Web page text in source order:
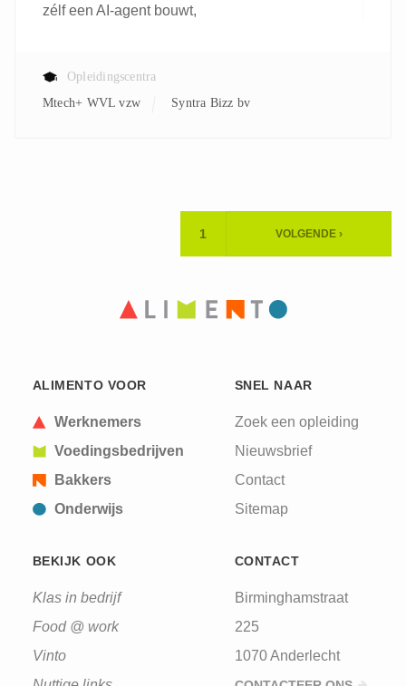
zélf een AI-agent bouwt,
Opleidingscentra
Mtech+ WVL vzw
Syntra Bizz bv
HUIDIGE
1 VOLGENDE ›
ALIMENTO VOOR
Werknemers
Voedingsbedrijven
Bakkers
Onderwijs
SNEL NAAR
Zoek een opleiding
Nieuwsbrief
Contact
Sitemap
BEKIJK OOK
Klas in bedrijf
Food @ work
Vinto
CONTACT
Birminghamstraat
225
1070 Anderlecht